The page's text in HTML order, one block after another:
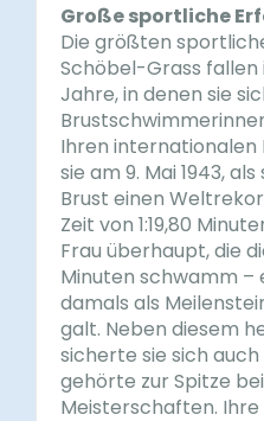
Große sportliche
Die größten
Schöbel-Grass fallen
Jahre, in denen sie
Ihren
sie am 9. Mai 1943,
Brust einen
Zeit von 1:19,80
Frau überhaupt, die
Minuten schwamm –
damals als
galt. Neben diesem
sicherte sie sich
gehörte zur Spitze
Meisterschaften. Ihre